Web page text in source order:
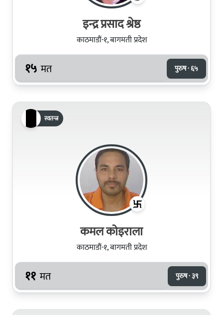
इन्द्र प्रसाद श्रेष्ठ
काठमाडौं-१, बागमती प्रदेश
१५ मत पुरुष · ६५
स्वतन्त्र
कमल कोइराला
काठमाडौं-१, बागमती प्रदेश
११ मत पुरुष · ३९